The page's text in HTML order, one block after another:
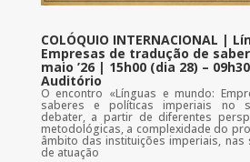
COLÓQUIO INTERNACIONAL |
Empresas de tradução de
maio ’26 | 15h00 (dia 28) –
Auditório
O encontro «Línguas e mundo:
saberes e políticas imperiais no
debater, a partir de diferentes
metodológicas, a complexidade do
âmbito das instituições imperiais, nas
de atuação